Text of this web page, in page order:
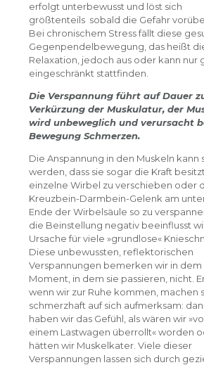
erfolgt unterbewusst und löst sich
größtenteils sobald die Gefahr
Bei chronischem Stress fällt diese
Gegenpendelbewegung, das heißt
Relaxation, jedoch aus oder kann nur
eingeschränkt stattfinden.
Die Verspannung führt auf Dauer
Verkürzung der Muskulatur, der
wird unbeweglich und verursacht
Bewegung Schmerzen.
Die Anspannung in den Muskeln kann
werden, dass sie sogar die Kraft besitzt,
einzelne Wirbel zu verschieben oder
Kreuzbein-Darmbein-Gelenk am
Ende der Wirbelsäule so zu
die Beinstellung negativ beeinflusst
Ursache für viele »grundlose«
Diese unbewussten, reflektorischen
Verspannungen bemerken wir in dem
Moment, in dem sie passieren, nicht.
wenn wir zur Ruhe kommen, machen
schmerzhaft auf sich aufmerksam:
haben wir das Gefühl, als wären wir
einem Lastwagen überrollt« worden
hätten wir Muskelkater. Viele dieser
Verspannungen lassen sich durch